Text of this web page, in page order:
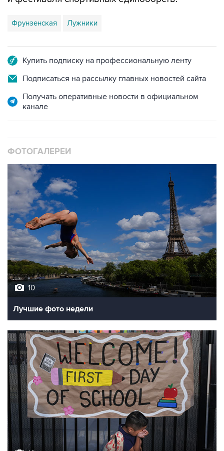
Фрунзенская Лужники
Купить подписку на профессиональную ленту
Подписаться на рассылку главных новостей сайта
Получать оперативные новости в официальном
канале
ФОТОГАЛЕРЕИ
10
Лучшие фото недели